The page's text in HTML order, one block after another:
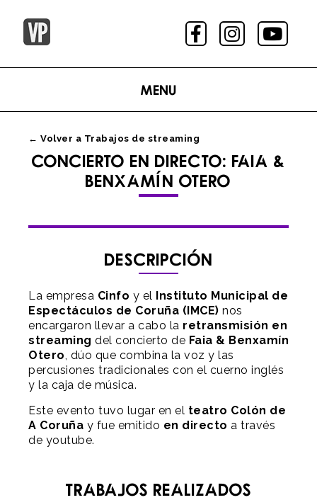
Menu
← Volver a Trabajos de streaming
CONCIERTO EN DIRECTO: FAIA &
BENXAMÍN OTERO
Descripción
La empresa Cinfo y el Instituto Municipal de
Espectáculos de Coruña (IMCE) nos
encargaron llevar a cabo la retransmisión en
streaming del concierto de Faia & Benxamín
Otero, dúo que combina la voz y las
percusiones tradicionales con el cuerno inglés
y la caja de música.
Este evento tuvo lugar en el teatro Colón de
A Coruña y fue emitido en directo a través
de youtube.
Trabajos realizados